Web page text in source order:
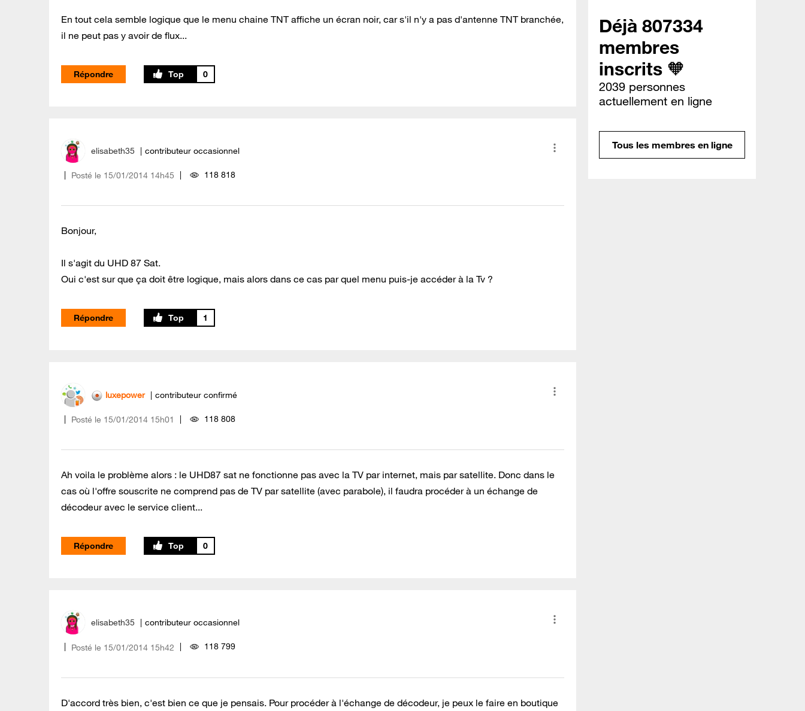
En tout cela semble logique que le menu chaine TNT affiche un écran noir, car s'il n'y a pas d'antenne TNT branchée,
il ne peut pas y avoir de flux...
Répondre 0
elisabeth35 contributeur occasionnel
Posté le ‎15/01/2014 14h45 118 818
Bonjour,
Il s'agit du UHD 87 Sat.
Oui c'est sur que ça doit être logique, mais alors dans ce cas par quel menu puis-je accéder à la Tv ?
Répondre 1
luxepower contributeur confirmé
Posté le ‎15/01/2014 15h01 118 808
Ah voila le problème alors : le UHD87 sat ne fonctionne pas avec la TV par internet, mais par satellite. Donc dans le
cas où l'offre souscrite ne comprend pas de TV par satellite (avec parabole), il faudra procéder à un échange de
décodeur avec le service client...
Répondre 0
elisabeth35 contributeur occasionnel
Posté le ‎15/01/2014 15h42 118 799
D'accord très bien, c'est bien ce que je pensais. Pour procéder à l'échange de décodeur, je peux le faire en boutique
Déjà 807334
membres
inscrits 🧡
2039 personnes
actuellement en ligne
Tous les membres en ligne